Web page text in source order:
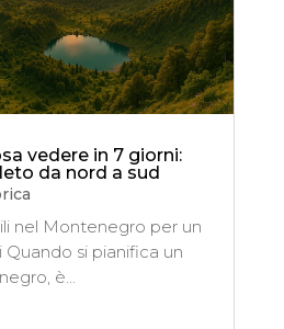
vedere in 7 giorni:
da nord a sud
nel Montenegro per un
Quando si pianifica un
è...